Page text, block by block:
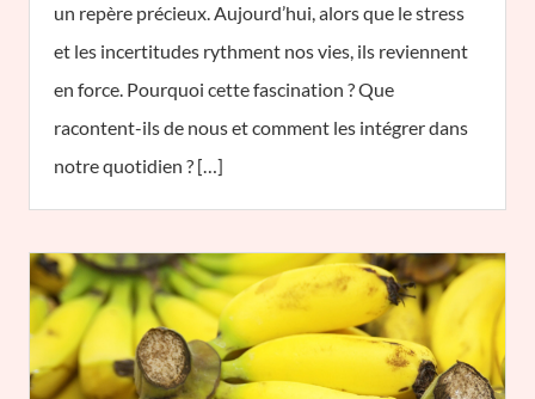
un repère précieux. Aujourd’hui, alors que le stress
et les incertitudes rythment nos vies, ils reviennent
en force. Pourquoi cette fascination ? Que
racontent-ils de nous et comment les intégrer dans
notre quotidien ? […]